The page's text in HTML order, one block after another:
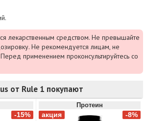
лекарственным средством. Не превышайте
Не рекомендуется лицам, не
применением проконсультируйтесь со
от Rule 1 покупают
Протеин